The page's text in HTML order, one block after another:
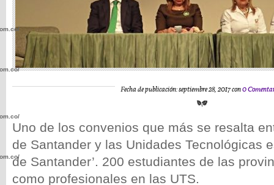
Fecha de publicación: septiembre 28, 2017 con0
Uno de los convenios que más se resalta
de Santander y las Unidades Tecnológicas
de Santander’. 200 estudiantes de las
como profesionales en las UTS.
wp-
wp-
wp-
wp-